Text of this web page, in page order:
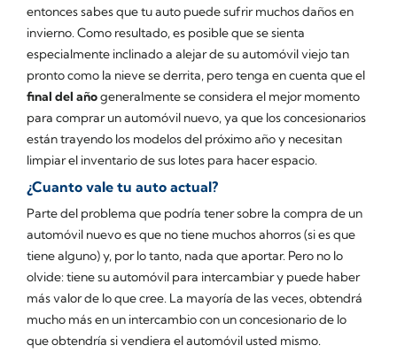
entonces sabes que tu auto puede sufrir muchos daños en
invierno. Como resultado, es posible que se sienta
especialmente inclinado a alejar de su automóvil viejo tan
pronto como la nieve se derrita, pero tenga en cuenta que el
final del añogeneralmente se considera el mejor momento
para comprar un automóvil nuevo, ya que los concesionarios
están trayendo los modelos del próximo año y necesitan
limpiar el inventario de sus lotes para hacer espacio.
¿Cuanto vale tu auto actual?
Parte del problema que podría tener sobre la compra de un
automóvil nuevo es que no tiene muchos ahorros (si es que
tiene alguno) y, por lo tanto, nada que aportar. Pero no lo
olvide: tiene su automóvil para intercambiar y puede haber
más valor de lo que cree. La mayoría de las veces, obtendrá
mucho más en un intercambio con un concesionario de lo
que obtendría si vendiera el automóvil usted mismo.